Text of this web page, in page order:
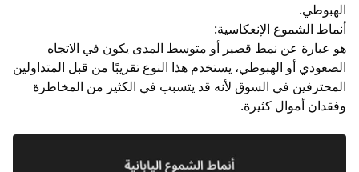
الهبوطي.
أنماط الشموع الإنعكاسية:
هو عبارة عن نمط قصير أو متوسط المدى يكون في الاتجاه
الصعودي أو الهبوطي، يستخدم هذا النوع تقريبًا من قبل المتداولين
المحترفين في السوق لأنه قد يتسبب في الكثير من المخاطرة
وفقدان أموال كثيرة.